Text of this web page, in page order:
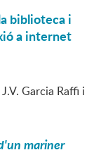
biblioteca i
a internet
Garcia Raffi i
mariner